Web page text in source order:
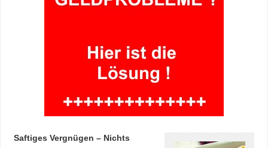
Saftiges Vergnügen – Nichts